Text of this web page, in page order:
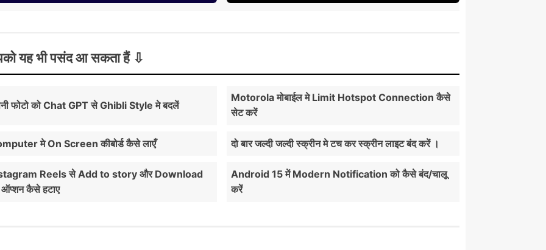
यह भी पसंद आ सकता हैं
फोटो को Chat GPT से Ghibli Style मे बदलें
Motorola मोबाईल मे Limit Hotspot Connection कैसे
सेट करें
मे On Screen कीबोर्ड कैसे लाएँ दो बार जल्दी जल्दी स्क्रीन मे टच कर स्क्रीन लाइट बंद करें ।
Reels से Add to story और Download
कैसे हटाए
Android 15 में Modern Notification को कैसे बंद/चालू
करें